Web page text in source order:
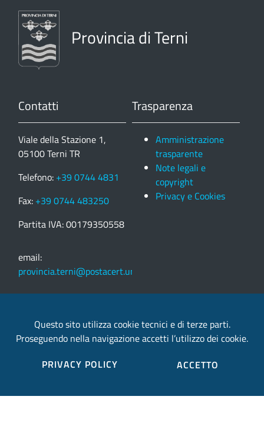
Provincia di Terni
Contatti
Viale della Stazione 1,
05100 Terni TR
Telefono: +39 0744 4831
Fax: +39 0744 483250
Partita IVA: 00179350558
email:
provincia.terni@postacert.umbria.it
Trasparenza
Amministrazione
trasparente
Note legali e
copyright
Privacy e Cookies
Sito web realizzato in collaborazione conGruppo
Questo sito utilizza cookie tecnici e di terze parti.
Proseguendo nella navigazione accetti l’utilizzo dei cookie.
PRIVACY POLICY
ACCETTO